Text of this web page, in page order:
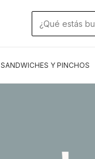
SANDWICHES Y PINCHOS